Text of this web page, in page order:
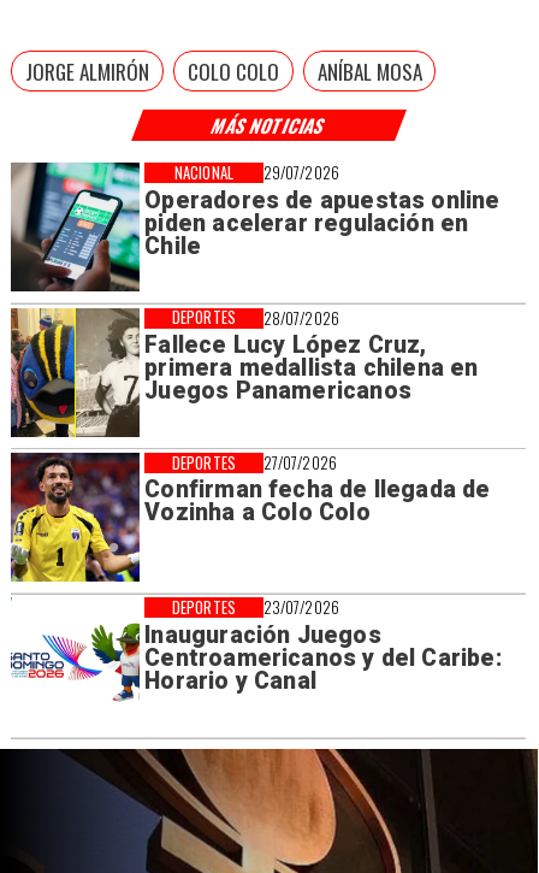
MÁS NOTICIAS
29/07/2026
Operadores de apuestas online
piden acelerar regulación en
Chile
NACIONAL
28/07/2026
Fallece Lucy López Cruz,
primera medallista chilena en
Juegos Panamericanos
DEPORTES
27/07/2026
Confirman fecha de llegada de
Vozinha a Colo Colo
DEPORTES
23/07/2026
Inauguración Juegos
Centroamericanos y del Caribe:
Horario y Canal
DEPORTES
JORGE ALMIRÓN COLO COLO ANÍBAL MOSA